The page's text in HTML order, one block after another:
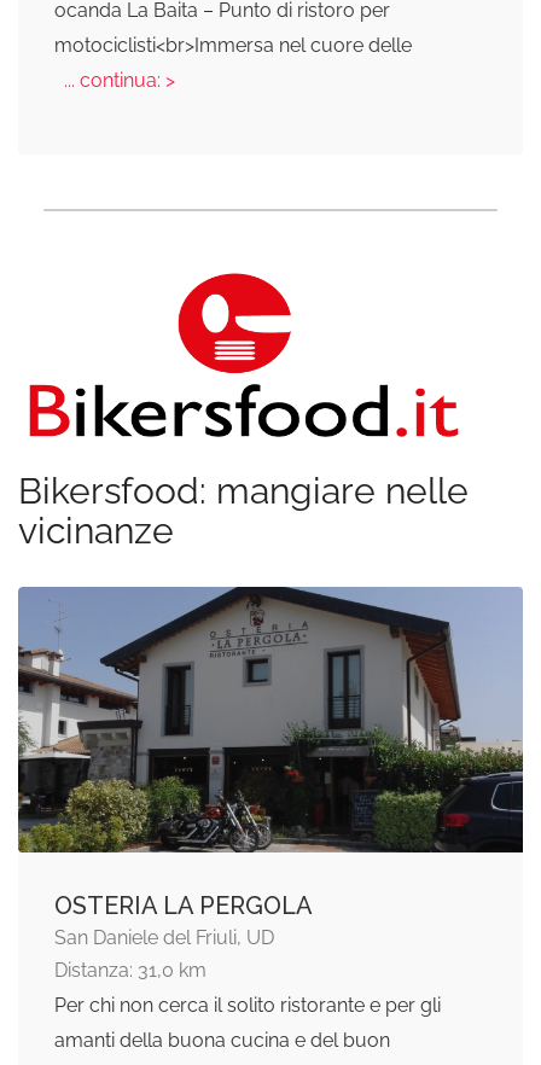
ocanda La Baita – Punto di ristoro per
motociclisti<br>Immersa nel cuore delle
... continua: >
Bikersfood: mangiare nelle
vicinanze
OSTERIA LA PERGOLA
San Daniele del Friuli, UD
Distanza: 31,0 km
Per chi non cerca il solito ristorante e per gli
amanti della buona cucina e del buon